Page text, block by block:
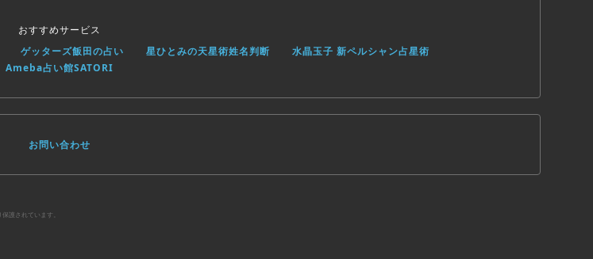
おすすめサービス
ゲッターズ飯田の占い 星ひとみの天星術姓名判断
水晶玉子 新ペルシャン占星術
Ameba占い館SATORI
お問い合わせ
護されています。